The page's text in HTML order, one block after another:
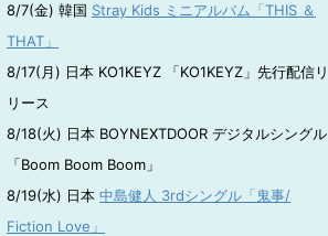
8/7(金) 韓国 Stray Kids ミニアルバム「THIS ＆
THAT」
8/17(月) 日本 KO1KEYZ 「KO1KEYZ」先行配信リ
リース
8/18(火) 日本 BOYNEXTDOOR デジタルシングル
「Boom Boom Boom」
8/19(水) 日本 中島健人 3rdシングル「鬼事/
Fiction Love」